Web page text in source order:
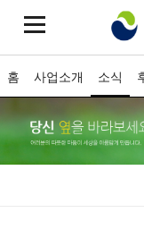
홈 사업소개 소식